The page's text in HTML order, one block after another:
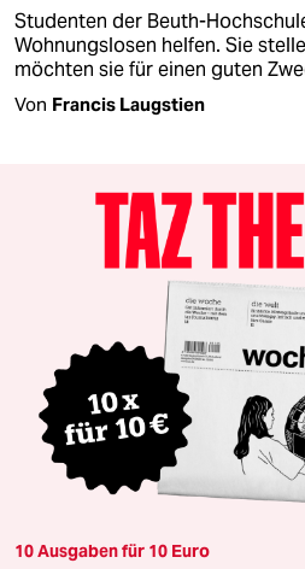
Studenten der Beuth-
Wohnungslosen helfen. Sie
möchten sie für einen guten
Von Francis Laugstien
10 Ausgaben für 10 Euro